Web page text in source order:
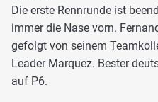
Die erste Rennrunde ist
immer die Nase vorn.
gefolgt von seinem
Leader Marquez. Bester
auf P6.